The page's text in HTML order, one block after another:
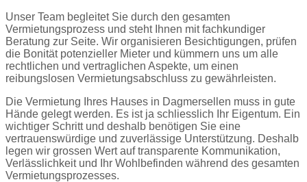
Unser Team begleitet Sie durch den gesamten
Vermietungsprozess und steht Ihnen mit fachkundiger
Beratung zur Seite. Wir organisieren Besichtigungen, prüfen
die Bonität potenzieller Mieter und kümmern uns um alle
rechtlichen und vertraglichen Aspekte, um einen
reibungslosen Vermietungsabschluss zu gewährleisten.
Die Vermietung Ihres Hauses in Dagmersellen muss in gute
Hände gelegt werden. Es ist ja schliesslich Ihr Eigentum. Ein
wichtiger Schritt und deshalb benötigen Sie eine
vertrauenswürdige und zuverlässige Unterstützung. Deshalb
legen wir grossen Wert auf transparente Kommunikation,
Verlässlichkeit und Ihr Wohlbefinden während des gesamten
Vermietungsprozesses.